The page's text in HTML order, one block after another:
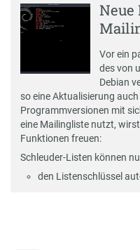
Vor ein
des von
Debian
so eine Aktualisierung
Programmversionen mit
eine Mailinglistenutzt, wirst
Funktionen freuen:
Schleuder-Listen können
den Listenschlüssel